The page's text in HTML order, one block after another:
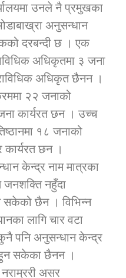
उनले नै प्रमुखका
अनुसन्धान
दरबन्दी छ । एक
अधिकृतमा ३ जना
अधिकृत छैनन ।
२२ जनाको
कार्यरत छन । उच्च
१८ जनाको
कार्यरत छन ।
केन्द्र नाम मात्रका
जनशक्ति नहुँदा
छैन । विभिन्न
लागि चार वटा
पनि अनुसन्धान केन्द्र
हुन सकेका छैनन ।
असर